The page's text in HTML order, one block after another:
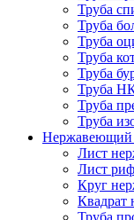
Труба
Труба
Труба
Труба
Труба
Труба
Труба
Труба
Нержавеющий
Лист
Лист
Круг
Квадрат
Труба